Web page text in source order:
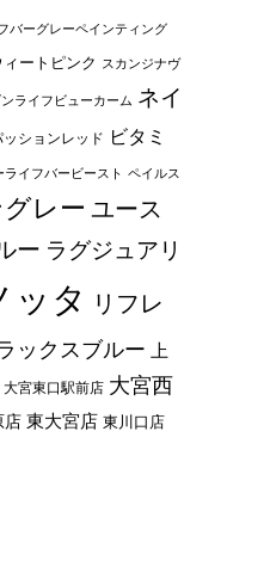
バーグレーペインティング
ィートピンク スカンジナヴ
ライフビューカーム ネイ
ッションレッド ビタミ
ライフバービースト ペイルス
レー ユース
ー ラグジュアリ
ッタ
リフレ
ックスブルー
上
大宮東口駅前店 大宮西
店 東大宮店 東川口店